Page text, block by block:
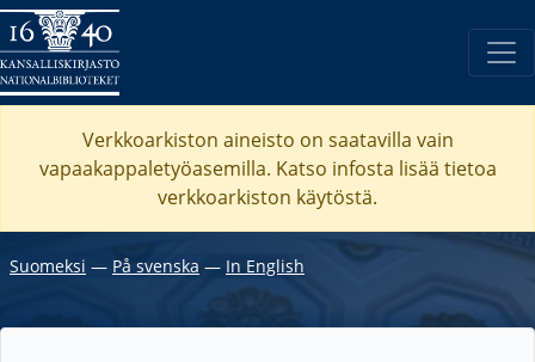
Verkkoarkiston aineisto on saatavilla vain
vapaakappaletyöasemilla. Katso infosta lisää tietoa
verkkoarkiston käytöstä.
Suomeksi ― På svenska ― In English